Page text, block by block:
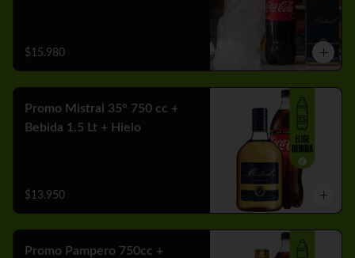
$15.980
Promo Mistral 35° 750 cc +
Bebida 1.5 Lt + Hielo
$13.950
Promo Pampero 750cc +